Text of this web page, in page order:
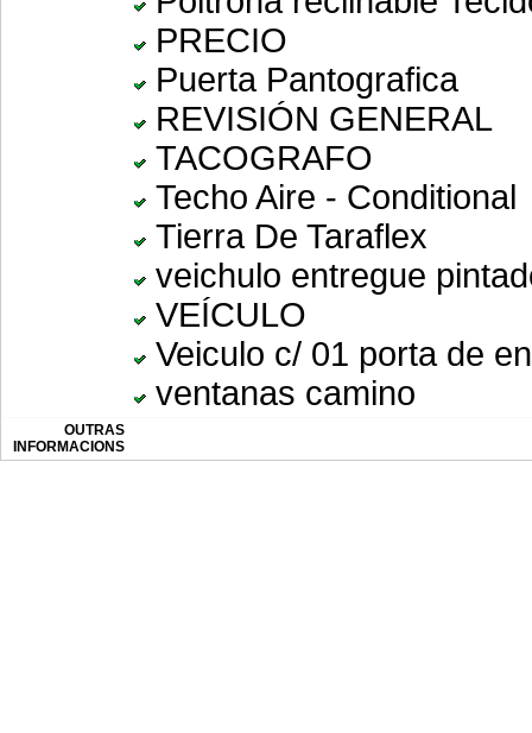
PRECIO
Puerta Pantografica
REVISIÓN GENERAL
TACOGRAFO
Techo Aire - Conditional
Tierra De Taraflex
veichulo entregue
VEÍCULO
Veiculo c/ 01 porta de
ventanas camino
OUTRAS
INFORMACIONS